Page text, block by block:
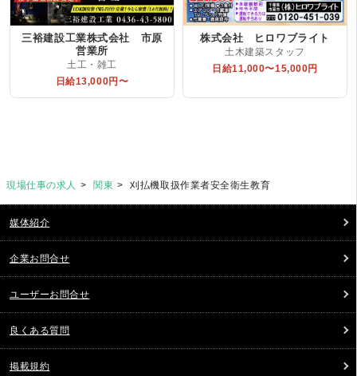
三裕建設工業株式会社 市原
営業所
土工・雑工
日給13,000円〜
株式会社 ヒロワブライト
土木建築スタッフ
日給11,000〜15,000円
現場仕事の求人 関東 刈払機取扱作業者安全衛生教育
媒体紹介
企業お問合せ
ユーザーお問合せ
良くある質問
掲載規約